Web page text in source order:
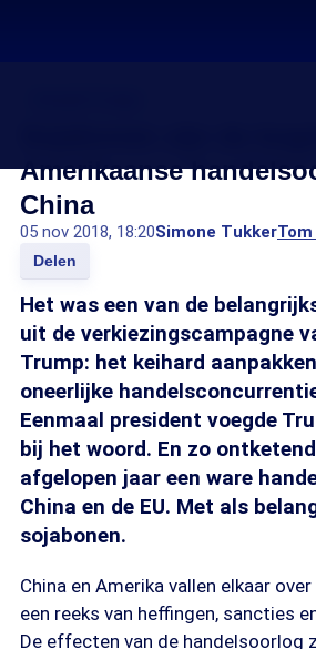
Amerikaanse
China
05 nov 2018, 18:20Simone Tukker
Delen
Het was een van de
uit de verkiezingscampagne
Trump: het keihard
oneerlijke
Eenmaal president voegde
bij het woord. En zo
afgelopen jaar een ware
China en de EU. Met als
sojabonen.
China en Amerika vallen elkaar
een reeks van heffingen, sancties
De effecten van de handelsoorlog